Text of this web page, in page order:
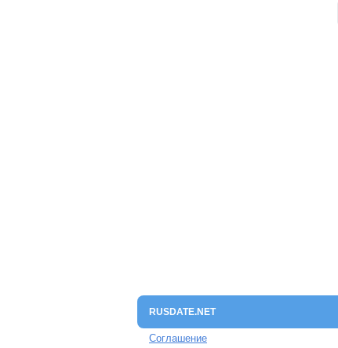
RUSDATE.NET
Соглашение